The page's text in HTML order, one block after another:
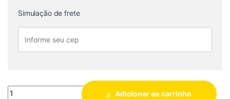
Simulação de frete
Quantidade
Adicionar ao carrinho